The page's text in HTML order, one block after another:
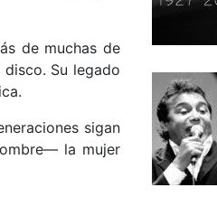
de muchas de
Su legado
sigan
la mujer